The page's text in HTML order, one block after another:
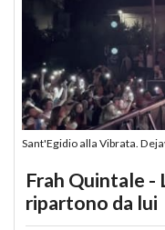
Sant'Egidio alla Vibrata.
Frah Quintale -
ripartono da lui